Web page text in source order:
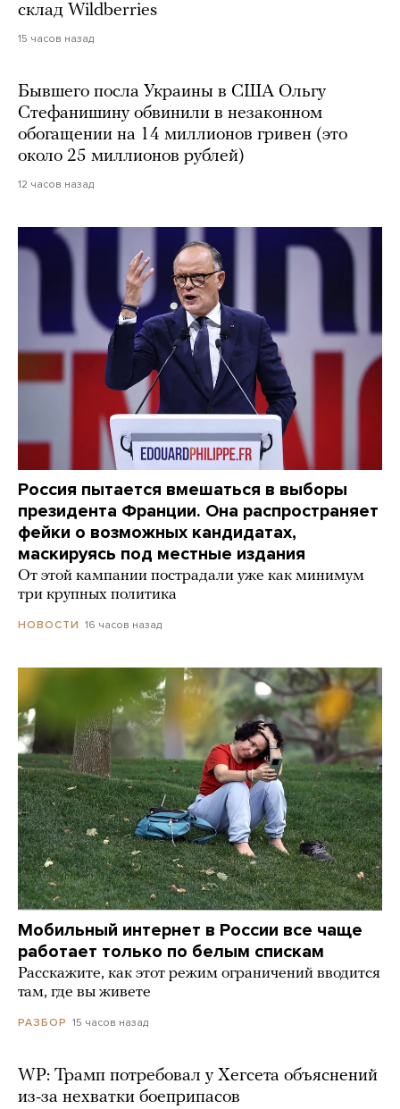
склад Wildberries
15 часов назад
Бывшего посла Украины в США Ольгу
Стефанишину обвинили в незаконном
обогащении на 14 миллионов гривен (это
около 25 миллионов рублей)
12 часов назад
Россия пытается вмешаться в выборы
президента Франции. Она распространяет
фейки о возможных кандидатах,
маскируясь под местные издания
От этой кампании пострадали уже как минимум
три крупных политика
НОВОСТИ 16 часов назад
Мобильный интернет в России все чаще
работает только по белым спискам
Расскажите, как этот режим ограничений вводится
там, где вы живете
РАЗБОР 15 часов назад
WP: Трамп потребовал у Хегсета объяснений
из-за нехватки боеприпасов